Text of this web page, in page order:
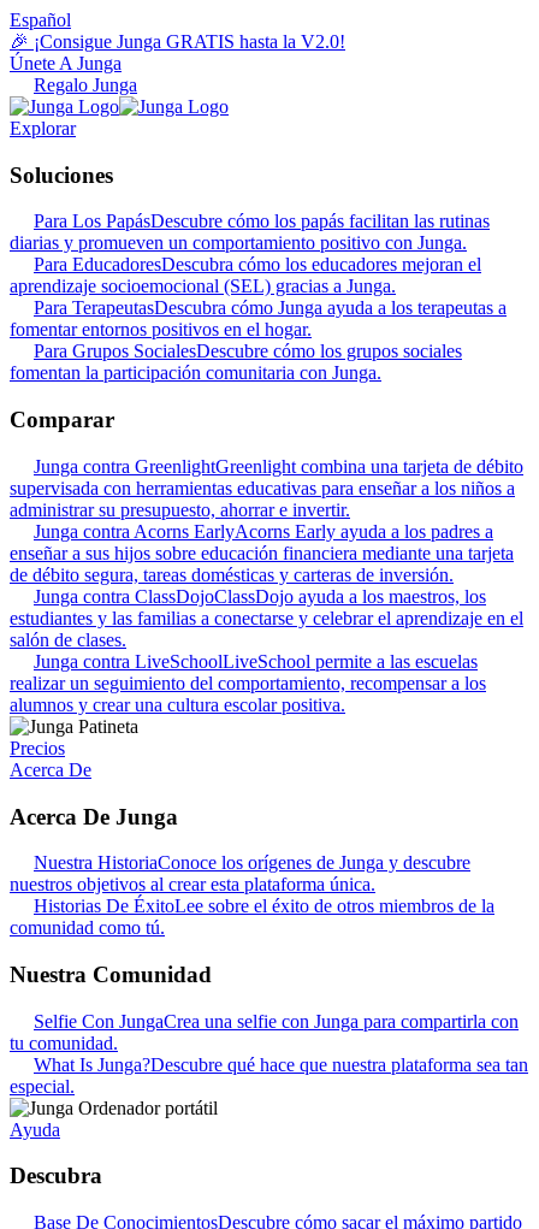
Español
🎉 ¡Consigue Junga GRATIS hasta la V2.0!
Únete A Junga
Regalo Junga
Explorar
Soluciones
Para Los PapásDescubre cómo los papás facilitan las rutinas
diarias y promueven un comportamiento positivo con Junga.
Para EducadoresDescubra cómo los educadores mejoran el
aprendizaje socioemocional (SEL) gracias a Junga.
Para TerapeutasDescubra cómo Junga ayuda a los terapeutas a
fomentar entornos positivos en el hogar.
Para Grupos SocialesDescubre cómo los grupos sociales
fomentan la participación comunitaria con Junga.
Comparar
Junga contra GreenlightGreenlight combina una tarjeta de débito
supervisada con herramientas educativas para enseñar a los niños a
administrar su presupuesto, ahorrar e invertir.
Junga contra Acorns EarlyAcorns Early ayuda a los padres a
enseñar a sus hijos sobre educación financiera mediante una tarjeta
de débito segura, tareas domésticas y carteras de inversión.
Junga contra ClassDojoClassDojo ayuda a los maestros, los
estudiantes y las familias a conectarse y celebrar el aprendizaje en el
salón de clases.
Junga contra LiveSchoolLiveSchool permite a las escuelas
realizar un seguimiento del comportamiento, recompensar a los
alumnos y crear una cultura escolar positiva.
Precios
Acerca De
Acerca De Junga
Nuestra HistoriaConoce los orígenes de Junga y descubre
nuestros objetivos al crear esta plataforma única.
Historias De ÉxitoLee sobre el éxito de otros miembros de la
comunidad como tú.
Nuestra Comunidad
Selfie Con JungaCrea una selfie con Junga para compartirla con
tu comunidad.
What Is Junga?Descubre qué hace que nuestra plataforma sea tan
especial.
Ayuda
Descubra
Base De ConocimientosDescubre cómo sacar el máximo partido